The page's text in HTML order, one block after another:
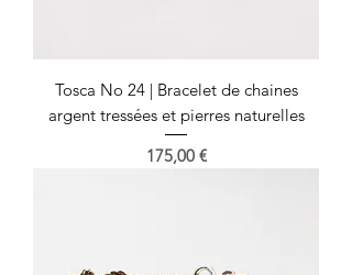
Tosca No 24 | Bracelet de chaines
argent tressées et pierres naturelles
Prix
175,00 €